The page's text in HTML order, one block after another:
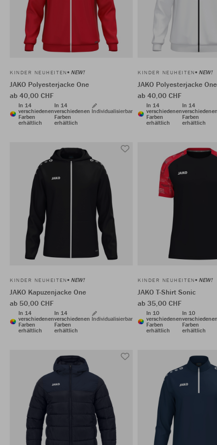
KINDER NEUHEITEN NEW!
JAKO Polyesterjacke One
ab 40,00 CHF
In 14
verschiedenen
Farben
erhältlich
In 14
verschiedenen
Farben
erhältlich
Individualisierbar
KINDER NEUHEITEN NEW!
JAKO Polyesterjacke One
ab 40,00 CHF
In 14
verschiedenen
Farben
erhältlich
In 14
Farben
erhältlich
KINDER NEUHEITEN NEW!
JAKO Kapuzenjacke One
ab 50,00 CHF
In 14
verschiedenen
Farben
erhältlich
In 14
verschiedenen
Farben
erhältlich
Individualisierbar
KINDER NEUHEITEN NEW!
JAKO T-Shirt Sonic
ab 35,00 CHF
In 10
verschiedenen
Farben
erhältlich
In 10
Farben
erhältlich